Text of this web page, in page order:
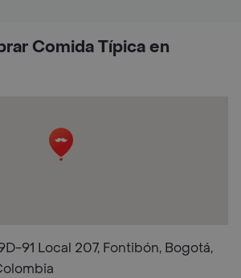
Comida Típica en
91 Local 207, Fontibón, Bogotá,